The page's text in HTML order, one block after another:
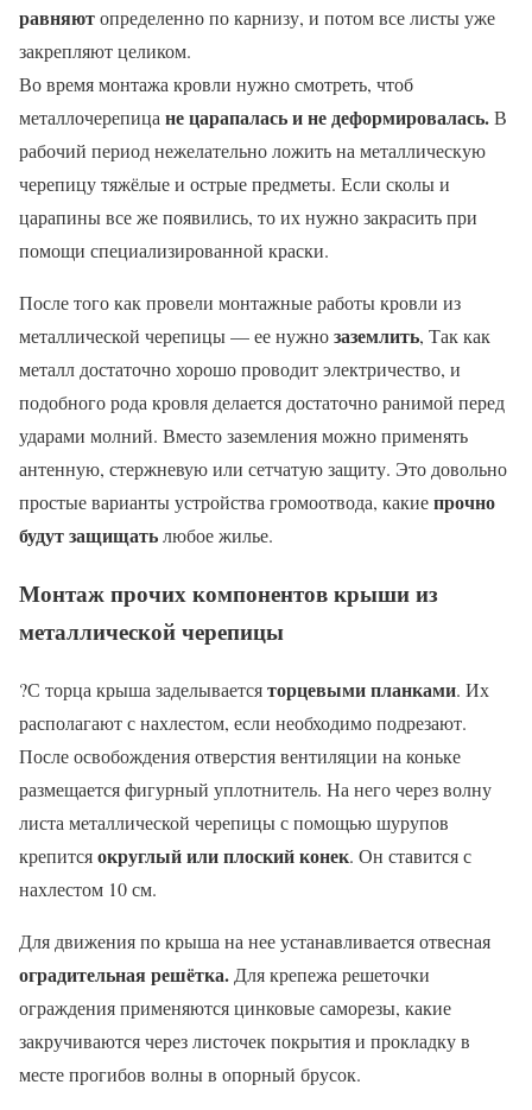
равняютопределенно по карнизу, и потом все листы уже
закрепляют целиком.
Во время монтажа кровли нужно смотреть, чтоб
металлочерепица не царапалась и не деформировалась.В
рабочий период нежелательно ложить на металлическую
черепицу тяжёлые и острые предметы. Если сколы и
царапины все же появились, то их нужно закрасить при
помощи специализированной краски.
После того как провели монтажные работы кровли из
металлической черепицы — ее нужнозаземлить, Так как
металл достаточно хорошо проводит электричество, и
подобного рода кровля делается достаточно ранимой перед
ударами молний. Вместо заземления можно применять
антенную, стержневую или сетчатую защиту. Это довольно
простые варианты устройства громоотвода, какиепрочно
будут защищатьлюбое жилье.
Монтаж прочих компонентов крыши из
металлической черепицы
?С торца крыша заделываетсяторцевыми планками. Их
располагают с нахлестом, если необходимо подрезают.
После освобождения отверстия вентиляции на коньке
размещается фигурный уплотнитель. На него через волну
листа металлической черепицы с помощью шурупов
крепитсяокруглый или плоский конек. Он ставится с
нахлестом 10 см.
Для движения по крыша на нее устанавливается отвесная
оградительная решётка. Для крепежа решеточки
ограждения применяются цинковые саморезы, какие
закручиваются через листочек покрытия и прокладку в
месте прогибов волны в опорный брусок.